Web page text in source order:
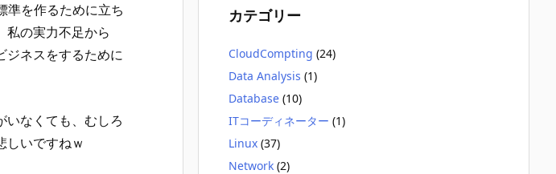
準を作るために立ち
私の実力不足から
ジネスをするために
いなくても、むしろ
しいですねｗ
カテゴリー
CloudCompting (24)
Data Analysis (1)
Database (10)
ITコーディネーター (1)
Linux (37)
Network (2)